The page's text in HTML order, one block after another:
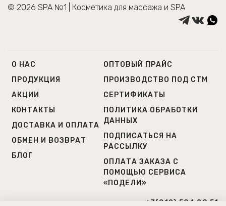
О НАС
ПРОДУКЦИЯ
АКЦИИ
КОНТАКТЫ
ДОСТАВКА И ОПЛАТА
ОБМЕН И ВОЗВРАТ
БЛОГ
ОПТОВЫЙ ПРАЙС
ПРОИЗВОДСТВО ПОД СТМ
СЕРТИФИКАТЫ
ПОЛИТИКА ОБРАБОТКИ
ДАННЫХ
ПОДПИСАТЬСЯ НА
РАССЫЛКУ
ОПЛАТА ЗАКАЗА С
ПОМОЩЬЮ СЕРВИСА
«ПОДЕЛИ»
+7(812) 504 80 51
© 2026 SPA №1 | Косметика для массажа и SPA